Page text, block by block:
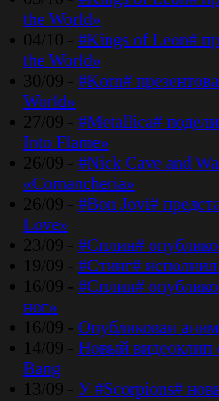
the World»
04/10 - #Kings of Leon#
the World»
30/09 - #Korn#
World»
27/09 - #Metallica#
Into Flame»
26/09 - #Nick Cave and
«Comancheria»
26/09 - #Bon Jovi#
Love»
23/09 - #Сплин#
19/09 - #Стинг#
16/09 - #Сплин#
ног»
16/09 - Опубликован
14/09 - Новый видеоклип
Bang
13/09 - У #Scorpions#